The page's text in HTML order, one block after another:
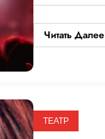
Читать Далее
ТЕАТР